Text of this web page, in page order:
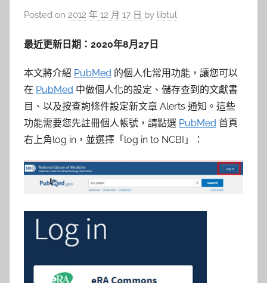
圖
書
館
參
考
服
務
Posted on 2012 年 12 月 17 日 by libtul
最近更新日期：2020年8月27日
本文將介紹 PubMed 的個人化常用功能，讓您可以
在 PubMed 中做個人化的設定、儲存查到的文獻書
目、以及按查詢條件設定新文章 Alerts 通知。這些
功能需要您先註冊個人帳號，請點選 PubMed 首頁
右上角log in，並選擇「log in to NCBI」：